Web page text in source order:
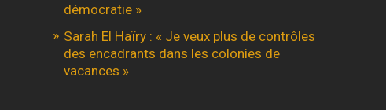
démocratie »
Sarah El Haïry : « Je veux plus de contrôles
des encadrants dans les colonies de
vacances »